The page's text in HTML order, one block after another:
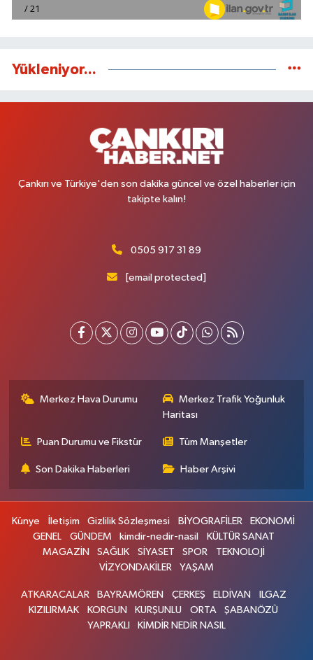
Yükleniyor...
Çankırı ve Türkiye'den son dakika güncel ve özel haberler için
takipte kalın!
0505 917 31 89
[email protected]
Merkez Hava Durumu
Merkez Trafik Yoğunluk
Haritası
Puan Durumu ve Fikstür Tüm Manşetler
Son Dakika Haberleri Haber Arşivi
Künye İletişim Gizlilik Sözleşmesi BİYOGRAFİLER
EKONOMİ
GENEL
GÜNDEM kimdir-nedir-nasil
KÜLTÜR SANAT
MAGAZİN
SAĞLIK SİYASET SPOR
TEKNOLOJİ
VİZYONDAKİLER
YAŞAM
ATKARACALAR BAYRAMÖREN ÇERKEŞ ELDİVAN
ILGAZ
KIZILIRMAK
KORGUN KURŞUNLU ORTA
ŞABANÖZÜ
YAPRAKLI
KİMDİR NEDİR NASIL